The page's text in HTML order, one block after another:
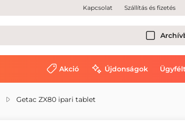
Kapcsolat Szállítás és fizetés
Akció Újdonságok
Getac ZX80 ipari tablet